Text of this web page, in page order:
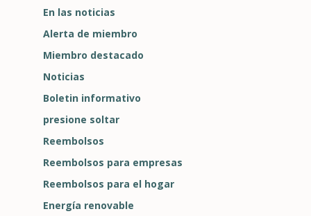
En las noticias
Alerta de miembro
Miembro destacado
Noticias
Boletin informativo
presione soltar
Reembolsos
Reembolsos para empresas
Reembolsos para el hogar
Energía renovable